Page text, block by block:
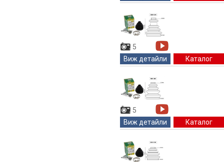
5
Виж детайли
Каталог
5
Виж детайли
Каталог